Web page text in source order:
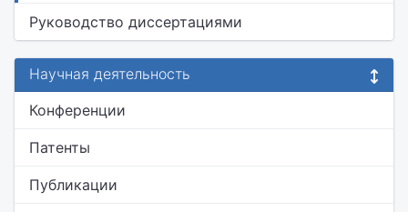
Руководство диссертациями
Научная деятельность
Конференции
Патенты
Публикации